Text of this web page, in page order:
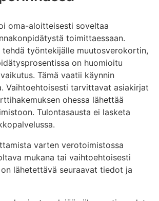
oma-aloitteisesti soveltaa
toimittaessaan.
työntekijälle muutosverokortin,
on huomioitu
Tämä vaatii käynnin
Vaihtoehtoisesti tarvittavat asiakirjat
ohessa lähettää
Tulontasausta ei lasketa
varten verotoimistossa
mukana tai vaihtoehtoisesti
lähetettävä seuraavat tiedot ja